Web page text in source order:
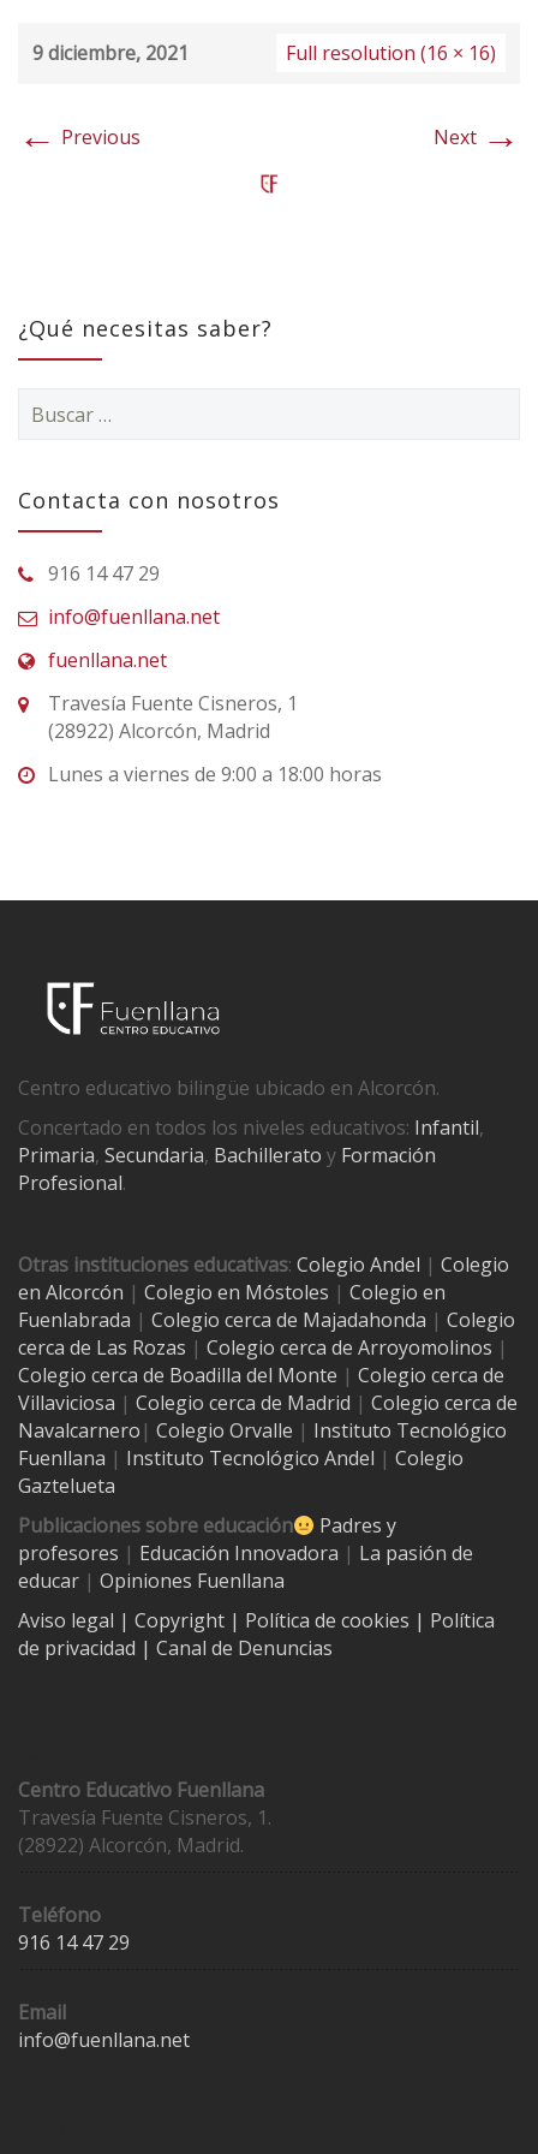
9 diciembre, 2021 Full resolution (16 × 16)
← Previous Next →
¿Qué necesitas saber?
Contacta con nosotros
916 14 47 29
info@fuenllana.net
fuenllana.net
Travesía Fuente Cisneros, 1
(28922) Alcorcón, Madrid
Lunes a viernes de 9:00 a 18:00 horas
Centro educativo bilingüe ubicado en Alcorcón.
Concertado en todos los niveles educativos: Infantil,
Primaria, Secundaria, Bachillerato y Formación
Profesional.
Otras instituciones educativas: Colegio Andel | Colegio
en Alcorcón | Colegio en Móstoles | Colegio en
Fuenlabrada | Colegio cerca de Majadahonda | Colegio
cerca de Las Rozas | Colegio cerca de Arroyomolinos |
Colegio cerca de Boadilla del Monte | Colegio cerca de
Villaviciosa | Colegio cerca de Madrid | Colegio cerca de
Navalcarnero | Colegio Orvalle | Instituto Tecnológico
Fuenllana | Instituto Tecnológico Andel | Colegio
Gaztelueta
Publicaciones sobre educación
Padres y
profesores | Educación Innovadora | La pasión de
educar | Opiniones Fuenllana
Aviso legal | Copyright | Política de cookies | Política
de privacidad | Canal de Denuncias
Centro Educativo Fuenllana
Travesía Fuente Cisneros, 1.
(28922) Alcorcón, Madrid.
Teléfono
916 14 47 29
Email
info@fuenllana.net